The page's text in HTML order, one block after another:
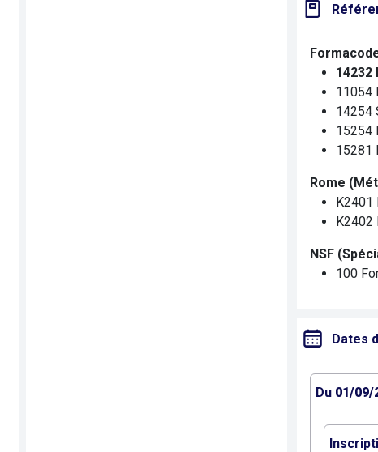
14232
11054
14254
15254
15281
Rome
K2401
K2402
NSF
100
Dates
Du 01/09/